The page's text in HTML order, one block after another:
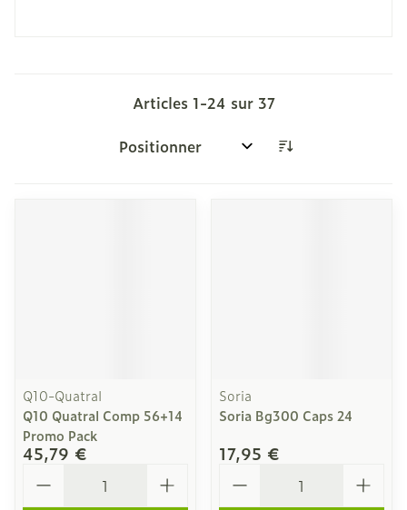
Articles 1-24 sur 37
Trier par:
Q10-Quatral
Q10 Quatral Comp 56+14
Promo Pack
45,79 €
Soria
Soria Bg300 Caps 24
17,95 €